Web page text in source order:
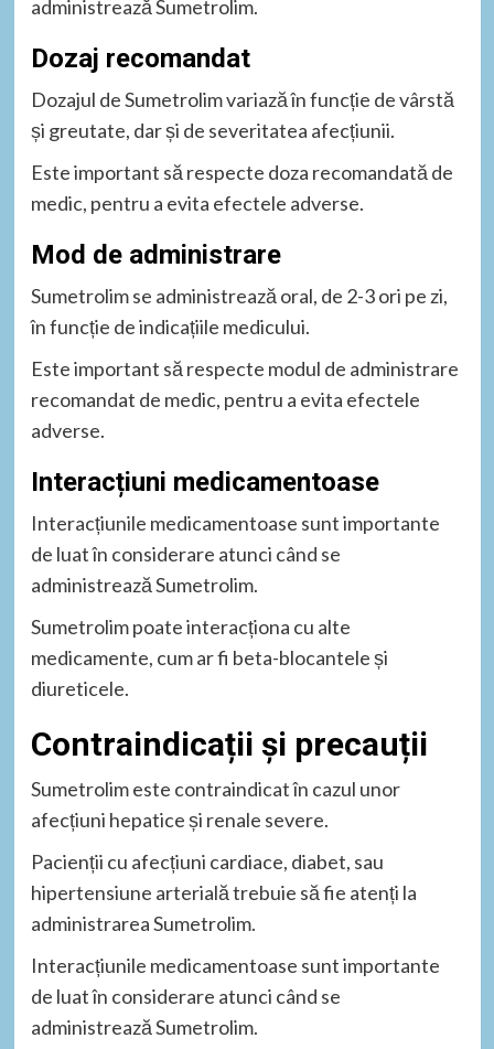
administrează Sumetrolim.
Dozaj recomandat
Dozajul de Sumetrolim variază în funcție de vârstă
și greutate, dar și de severitatea afecțiunii.
Este important să respecte doza recomandată de
medic, pentru a evita efectele adverse.
Mod de administrare
Sumetrolim se administrează oral, de 2-3 ori pe zi,
în funcție de indicațiile medicului.
Este important să respecte modul de administrare
recomandat de medic, pentru a evita efectele
adverse.
Interacțiuni medicamentoase
Interacțiunile medicamentoase sunt importante
de luat în considerare atunci când se
administrează Sumetrolim.
Sumetrolim poate interacționa cu alte
medicamente, cum ar fi beta-blocantele și
diureticele.
Contraindicații și precauții
Sumetrolim este contraindicat în cazul unor
afecțiuni hepatice și renale severe.
Pacienții cu afecțiuni cardiace, diabet, sau
hipertensiune arterială trebuie să fie atenți la
administrarea Sumetrolim.
Interacțiunile medicamentoase sunt importante
de luat în considerare atunci când se
administrează Sumetrolim.